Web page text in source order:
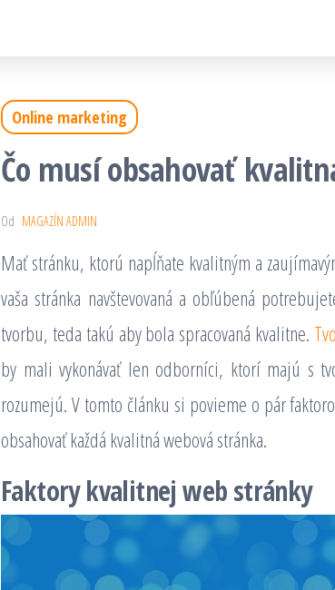
Online marketing
Čo musí obsahovať
Od MAGAZÍN ADMIN
Mať stránku, ktorú napĺňate kvalitným a
vaša stránka navštevovaná a obľúbená
tvorbu, teda takú aby bola spracovaná kvalitne.
by mali vykonávať len odborníci, ktorí majú s
rozumejú. V tomto článku si povieme o pár
obsahovať každá kvalitná webová stránka.
Faktory kvalitnej web stránky